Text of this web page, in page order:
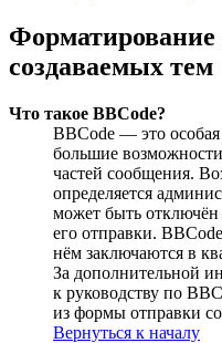
создаваемых тем
Что такое BBCode?
BBCode — это
большие
частей сообщения.
определяется
может быть
его отправки.
нём заключаются в
За дополнительной
к руководству по
из формы отправки
Вернуться к началу